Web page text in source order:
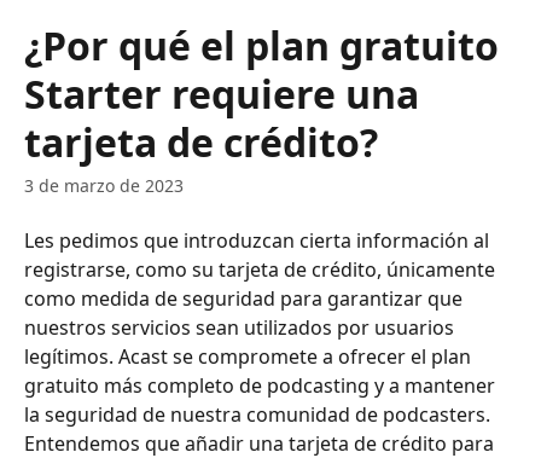
¿Por qué el plan gratuito
Starter requiere una
tarjeta de crédito?
3 de marzo de 2023
Les pedimos que introduzcan cierta información al
registrarse, como su tarjeta de crédito, únicamente
como medida de seguridad para garantizar que
nuestros servicios sean utilizados por usuarios
legítimos. Acast se compromete a ofrecer el plan
gratuito más completo de podcasting y a mantener
la seguridad de nuestra comunidad de podcasters.
Entendemos que añadir una tarjeta de crédito para